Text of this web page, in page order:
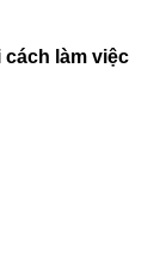
cách làm việc